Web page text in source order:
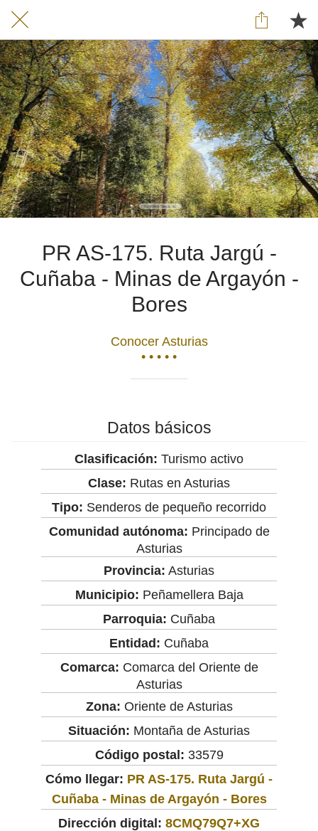
PR AS-175. Ruta Jargú -
Cuñaba - Minas de Argayón -
Bores
Conocer Asturias
• • • • •
Datos básicos
Clasificación: Turismo activo
Clase: Rutas en Asturias
Tipo: Senderos de pequeño recorrido
Comunidad autónoma: Principado de
Asturias
Provincia: Asturias
Municipio: Peñamellera Baja
Parroquia: Cuñaba
Entidad: Cuñaba
Comarca: Comarca del Oriente de
Asturias
Zona: Oriente de Asturias
Situación: Montaña de Asturias
Código postal: 33579
Cómo llegar: PR AS-175. Ruta Jargú -
Cuñaba - Minas de Argayón - Bores
Dirección digital: 8CMQ79Q7+XG